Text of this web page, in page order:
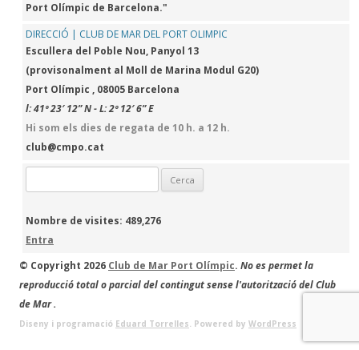
Port Olímpic de Barcelona."
DIRECCIÓ | CLUB DE MAR DEL PORT OLIMPIC
Escullera del Poble Nou, Panyol 13
(provisonalment al Moll de Marina Modul G20)
Port Olímpic , 08005 Barcelona
l: 41º 23′ 12” N - L: 2º 12′ 6” E
Hi som els dies de regata de 10 h. a 12 h.
club@cmpo.cat
Nombre de visites: 489,276
Entra
© Copyright 2026 Club de Mar Port Olímpic. No es permet la
reproducció total o parcial del contingut sense l'autorització del Club
de Mar .
Diseny i programació Eduard Torrelles. Powered by WordPress